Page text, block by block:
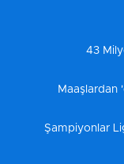
43
Maaşlardan
Şampiyonlar